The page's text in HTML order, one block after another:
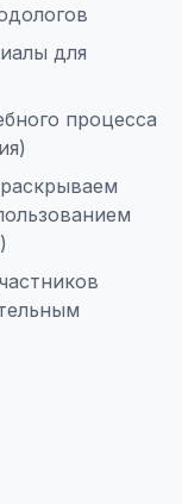
для
процесса